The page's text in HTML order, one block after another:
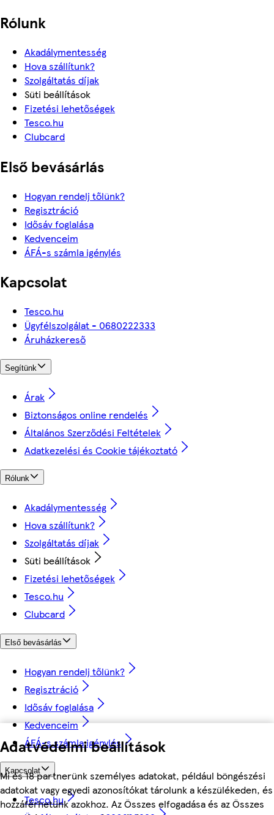
Adatvédelmi beállítások
Mi és 18 partnerünk személyes adatokat, például böngészési
adatokat vagy egyedi azonosítókat tárolunk a készülékeden, és
hozzáférhetünk azokhoz. Az Összes elfogadása és az Összes
Rólunk
Akadálymentesség
Hova szállítunk?
Szolgáltatás díjak
Süti beállítások
Fizetési lehetőségek
Tesco.hu
Clubcard
Első bevásárlás
Hogyan rendelj tőlünk?
Regisztráció
Idősáv foglalása
Kedvenceim
ÁFÁ-s számla igénylés
Kapcsolat
Tesco.hu
Ügyfélszolgálat - 0680222333
Áruházkereső
Segítünk
Árak
Biztonságos online rendelés
Általános Szerződési Feltételek
Adatkezelési és Cookie tájékoztató
Rólunk
Akadálymentesség
Hova szállítunk?
Szolgáltatás díjak
Süti beállítások
Fizetési lehetőségek
Tesco.hu
Clubcard
Első bevásárlás
Hogyan rendelj tőlünk?
Regisztráció
Idősáv foglalása
Kedvenceim
ÁFÁ-s számla igénylés
Kapcsolat
Tesco.hu